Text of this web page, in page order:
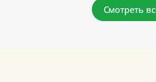
Смотреть